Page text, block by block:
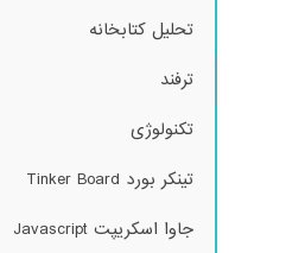
تحلیل کتابخانه
ترفند
تکنولوژی
تینکر بورد Tinker Board
جاوا اسکریپت Javascript